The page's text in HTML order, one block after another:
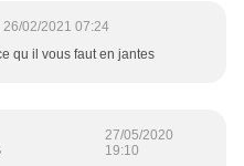
26/02/2021 07:24
qu il vous faut en jantes
27/05/2020
19:10